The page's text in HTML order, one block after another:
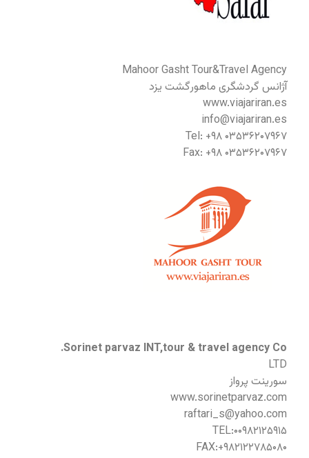
Mahoor Gasht Tour&Travel Agency
آژانس گردشگری ماهورگشت یزد
www.viajariran.es
info@viajariran.es
Tel: +۹۸ ۰۳۵۳۶۲۰۷۹۶۷
Fax: +۹۸ ۰۳۵۳۶۲۰۷۹۶۷
Sorinet parvaz INT,tour & travel agency Co.
LTD
سورینت پرواز
www.sorinetparvaz.com
raftari_s@yahoo.com
TEL:۰۰۹۸۲۱۲۵۹۱۵
FAX:+۹۸۲۱۲۲۷۸۵۰۸۰